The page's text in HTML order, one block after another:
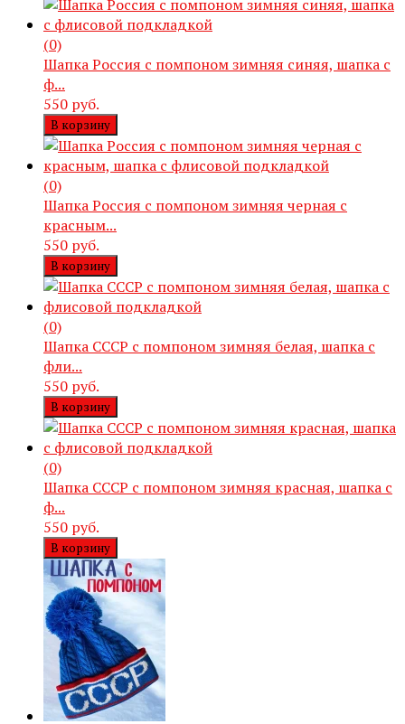
(0)
Шапка Россия с помпоном зимняя синяя, шапка с
ф...
550 руб.
В корзину
(0)
Шапка Россия с помпоном зимняя черная с
красным...
550 руб.
В корзину
(0)
Шапка СССР с помпоном зимняя белая, шапка с
фли...
550 руб.
В корзину
(0)
Шапка СССР с помпоном зимняя красная, шапка с
ф...
550 руб.
В корзину